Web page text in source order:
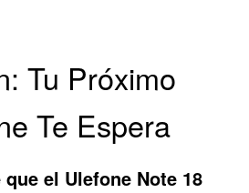
Tu Próximo
Te Espera
que el Ulefone Note 18